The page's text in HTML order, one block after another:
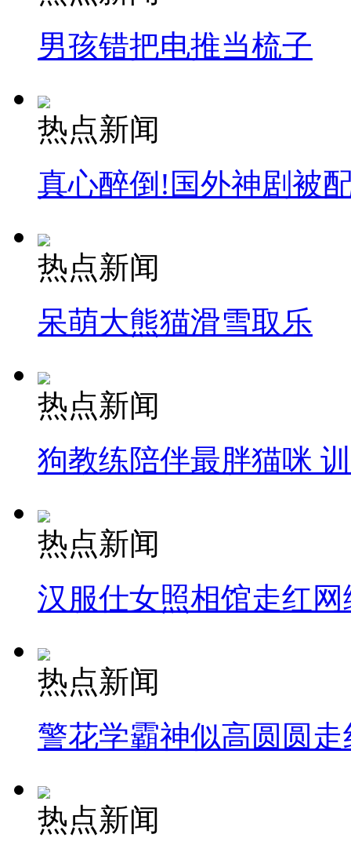
男孩错把电推当梳子
热点新闻
真心醉倒!国外神剧被
热点新闻
呆萌大熊猫滑雪取乐
热点新闻
狗教练陪伴最胖猫咪
热点新闻
汉服仕女照相馆走红网
热点新闻
警花学霸神似高圆圆走
热点新闻